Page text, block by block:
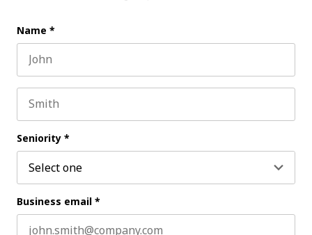
Name *
Seniority *
Business email *